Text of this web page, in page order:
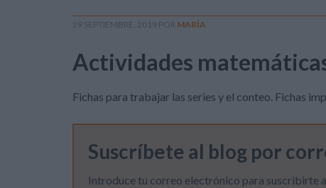
29 SEPTIEMBRE, 2019 POR MARÍA
Actividades
Fichas para trabajar las series y el conteo. Fichas
Suscríbete al blog por
Introduce tu correo electrónico para suscribirte